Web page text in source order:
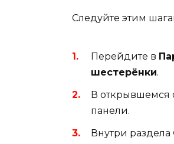
Следуйте этим
Перейдите в
шестерёнки.
В открывшемся
панели.
Внутри раздела